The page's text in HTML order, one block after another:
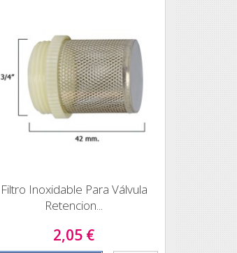
Filtro Inoxidable Para Válvula
Retencion...
2,05 €